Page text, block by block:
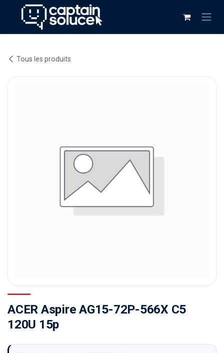
Se rendre au contenu
Tous les produits
ACER Aspire AG15-72P-566X C5
120U 15p